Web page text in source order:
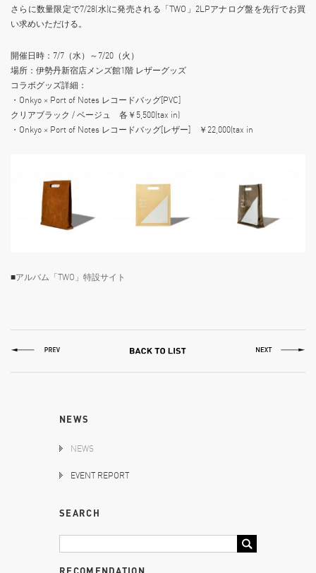
さらに数量限定で7/28(水)に発売される「TWO」2LPアナログ盤を先行でお買
い求めいただける。
開催日時：7/7（水）～7/20（火）
場所：伊勢丹新宿店メンズ館1階 レザーグッズ
コラボグッズ詳細：
・Onkyo × Port of Notes レコードバッグ[PVC]
クリアブラック / ベージュ 各￥5,500(tax in)
・Onkyo × Port of Notes レコードバッグ[レザー] ￥22,000(tax in
■アルバム「TWO」特設サイト
NEWS
NEWS
EVENT REPORT
SEARCH